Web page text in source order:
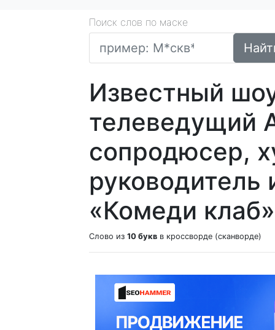
Поиск слов по маске
Известный
телеведущий
сопродюсер,
руководитель
«Комеди
Слово из 10 букв в кроссворде (сканворде)